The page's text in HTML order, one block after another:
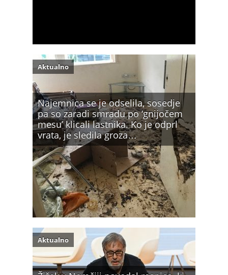
Najemnica se je odselila, sosedje
pa so zaradi smradu po ‘gnijočem
mesu’ klicali lastnika. Ko je odprl
vrata, je sledila groza…
Aktualno
Aktualno